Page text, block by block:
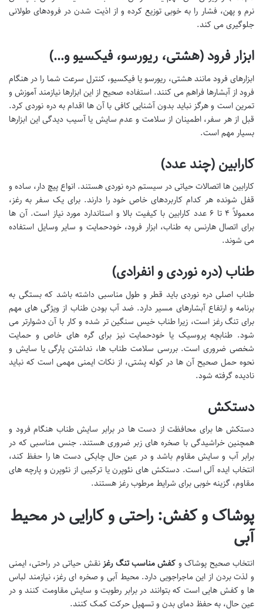
نرم و پهن، فشار را به خوبی توزیع کرده و از اذیت شدن در فرودهای طولانی
جلوگیری می کند.
ابزار فرود (هشتی، ریورسو، فیکسیو و…)
ابزارهای فرود مانند هشتی، ریورسو یا فیکسیو، کنترل سرعت شما را در هنگام
فرود از آبشارها فراهم می کنند. استفاده صحیح از این ابزارها نیازمند آموزش و
تمرین است و هرگز نباید بدون آشنایی کافی با آن ها اقدام به دره نوردی کرد.
قبل از هر سفر، اطمینان از سلامت و عدم سایش یا آسیب دیدگی این ابزارها
بسیار مهم است.
کارابین (چند عدد)
کارابین ها اتصالات حیاتی در سیستم دره نوردی هستند. انواع پیچ دار، ساده و
قفل شونده هر کدام کاربردهای خاص خود را دارند. برای یک سفر به رغز،
معمولاً ۴ تا ۶ عدد کارابین با کیفیت بالا و استاندارد مورد نیاز است. آن ها
برای اتصال هارنس به طناب، ابزار فرود، خودحمایت و سایر وسایل استفاده
می شوند.
طناب (دره نوردی و انفرادی)
طناب اصلی دره نوردی باید قطر و طول مناسبی داشته باشد که بستگی به
برنامه و ارتفاع آبشارهای مسیر دارد. ضد آب بودن طناب از ویژگی های مهم
برای تنگ رغز است، زیرا طناب خیس سنگین تر شده و کار با آن دشوارتر می
شود. طنابچه پروسیک یا خودحمایت نیز برای گره های خاص و حمایت
شخصی ضروری است. بررسی سلامت طناب ها، نداشتن پارگی یا سایش و
نحوه حمل صحیح آن ها در کوله پشتی، از نکات ایمنی مهمی است که نباید
نادیده گرفته شود.
دستکش
دستکش ها برای محافظت از دست ها در برابر سایش طناب هنگام فرود و
همچنین خراشیدگی با صخره های زبر ضروری هستند. جنس مناسبی که در
برابر آب و سایش مقاوم باشد و در عین حال چابکی دست ها را حفظ کند،
انتخاب ایده آلی است. دستکش های نئوپرن یا ترکیبی از نئوپرن و پارچه های
مقاوم، گزینه خوبی برای شرایط مرطوب رغز هستند.
پوشاک و کفش: راحتی و کارایی در محیط
آبی
انتخاب صحیح پوشاک و کفش مناسب تنگ رغز نقش حیاتی در راحتی، ایمنی
و لذت بردن از این ماجراجویی دارد. محیط آبی و صخره ای رغز، نیازمند لباس
ها و کفش هایی است که بتوانند در برابر رطوبت و سایش مقاومت کنند و در
عین حال، به حفظ دمای بدن و تسهیل حرکت کمک کنند.